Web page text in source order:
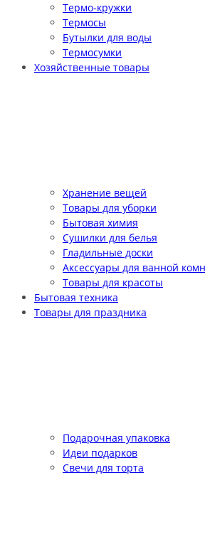
Термо-кружки
Термосы
Бутылки для воды
Термосумки
Хозяйственные товары
Хранение вещей
Товары для уборки
Бытовая химия
Сушилки для белья
Гладильные доски
Аксессуары для ванной
Товары для красоты
Бытовая техника
Товары для праздника
Подарочная упаковка
Идеи подарков
Свечи для торта